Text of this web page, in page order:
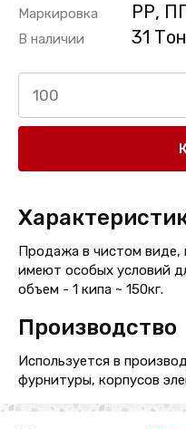
Маркировка РР,
В наличии 31
Продажа в чистом виде,
имеют особых условий
объем - 1 кипа ~ 150кг.
Производство
Используется в
фурнитуры, корпусов